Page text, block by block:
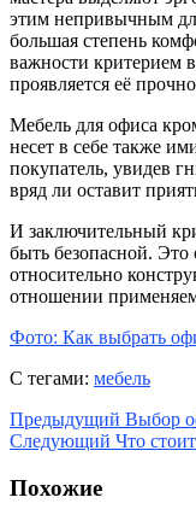
этим непривычным
большая степень
важности критерием
проявляется её
Мебель для офиса
несет в себе также
покупатель, увидев
вряд ли оставит
И заключительный
быть безопасной. Это
относительно
отношении
Фото: Как выбрать
С тегами: мебель
Предыдущий Выбор
Следующий Что
Похожие